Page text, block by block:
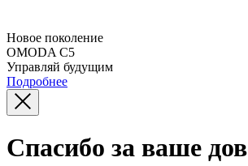
Новое поколение
OMODA C5
Управляй будущим
Подробнее
Спасибо за ваше